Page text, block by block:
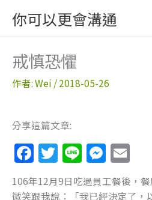
主
你可以更會溝通
戒慎恐懼
作者:Wei /2018-05-26
分享這篇文章:
F
a
c
T
w
itt
Li
n
e
M
e
ss
m
ai
106年12月9日吃過員工餐後，
微笑跟我說：「我已經決定了，